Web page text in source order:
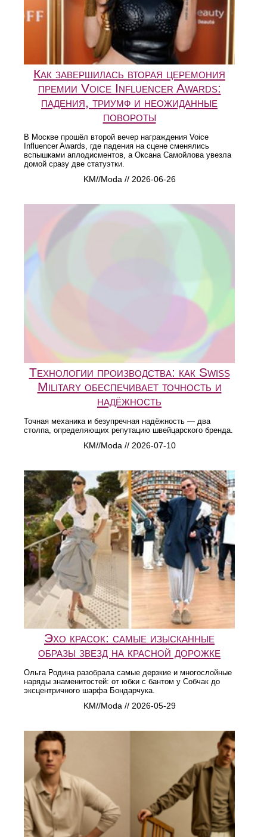
Как завершилась вторая церемония
премии Voice Influencer Awards:
падения, триумф и неожиданные
повороты
В Москве прошёл второй вечер награждения Voice
Influencer Awards, где падения на сцене сменялись
вспышками аплодисментов, а Оксана Самойлова увезла
домой сразу две статуэтки.
KM//Moda // 2026-06-26
Технологии производства: как Swiss
Military обеспечивает точность и
надёжность
Точная механика и безупречная надёжность — два
столпа, определяющих репутацию швейцарского бренда.
KM//Moda // 2026-07-10
Эхо красок: самые изысканные
образы звезд на красной дорожке
Ольга Родина разобрала самые дерзкие и многослойные
наряды знаменитостей: от юбки с бантом у Собчак до
эксцентричного шарфа Бондарчука.
KM//Moda // 2026-05-29